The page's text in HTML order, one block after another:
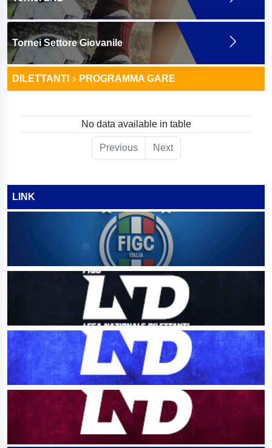
Tornei Settore Giovanile
DILETTANTI PROGRAMMA GARE
No data available in table
Previous Next
LINK